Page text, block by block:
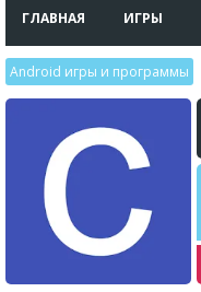
ГЛАВНАЯ ИГРЫ
Android игры и программы